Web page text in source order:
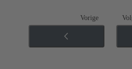
Vorige